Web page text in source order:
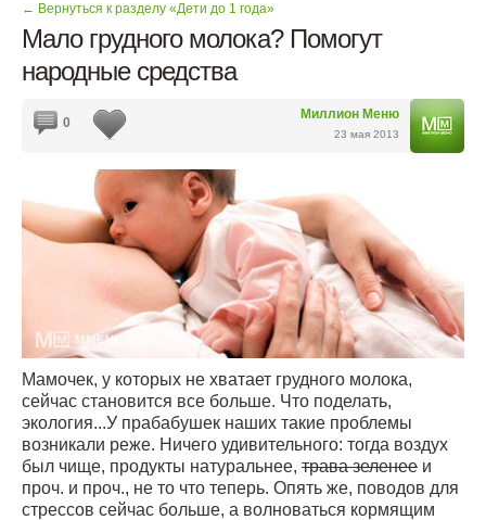
← Вернуться к разделу «Дети до 1 года»
Мало грудного молока? Помогут
народные средства
Миллион Меню
23 мая 2013
0
Мамочек, у которых не хватает грудного молока,
сейчас становится все больше. Что поделать,
экология...У прабабушек наших такие проблемы
возникали реже. Ничего удивительного: тогда воздух
был чище, продукты натуральнее, трава зеленее и
проч. и проч., не то что теперь. Опять же, поводов для
стрессов сейчас больше, а волноваться кормящим